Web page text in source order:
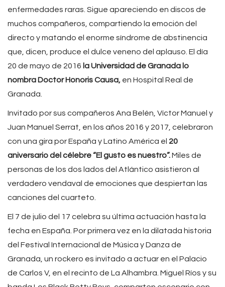
enfermedades raras. Sigue apareciendo en discos de
muchos compañeros, compartiendo la emoción del
directo y matando el enorme síndrome de abstinencia
que, dicen, produce el dulce veneno del aplauso. El día
20 de mayo de 2016 la Universidad de Granada lo
nombra Doctor Honoris Causa, en Hospital Real de
Granada.
Invitado por sus compañeros Ana Belén, Víctor Manuel y
Juan Manuel Serrat, en los años 2016 y 2017, celebraron
con una gira por España y Latino América el 20
aniversario del célebre “El gusto es nuestro”.Miles de
personas de los dos lados del Atlántico asistieron al
verdadero vendaval de emociones que despiertan las
canciones del cuarteto.
El 7 de julio del 17 celebra su última actuación hasta la
fecha en España. Por primera vez en la dilatada historia
del Festival Internacional de Música y Danza de
Granada, un rockero es invitado a actuar en el Palacio
de Carlos V, en el recinto de La Alhambra. Miguel Ríos y su